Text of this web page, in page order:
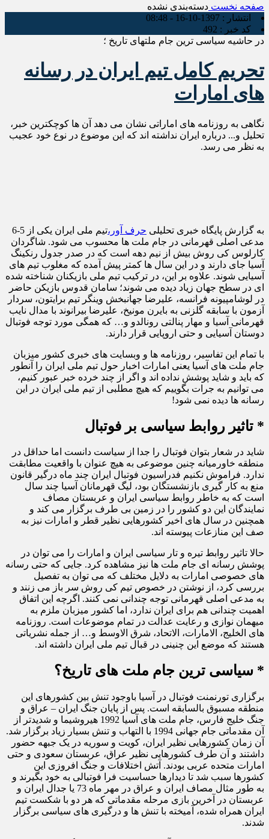
صفحه نخست دسته‌بندی نشده
انتشار : 1397-10-16 - 08:48
کد خبر : 492
در حاشیه سیاسی ترین جام ملتهای تاریخ ؛
تحریم کامل تیم ایران در رسانه
های امارات
نگاهی به روزنامه های اماراتی نشان می دهد آن ها کوچکترین خبر،
تحلیل و... درباره ایران نداشته اند که این موضوع در نوع خود عجیب
به نظر می رسد.
به گزارش پایگاه خبری تحلیلی حرف آور،
تیم ملی ایران یکی از 5-6
مدعی اصلی قهرمانی در جام ملت ها محسوب می شود. شاگردان
کارلوس کی روش بیش از نیم دهه است که در صدر جدول رنکینگ
آسیا جای دارند و در این سال ها کمتر پیش آمده که مغلوب تیم های
آسیایی شوند. علاوه بر این، در ترکیب تیم ملی بازیکنان شناخته شده
ای در سطح جهان زیاد دیده می شوند؛ سامان قدوس بازیکن حاضر
در لوشامپیونه فرانسه، علیرضا جهانبخش وینگر تیم برایتون، سردار
آزمون با سابقه گلزنی به بایرن مونیخ، علیرضا بیرانوند با مدال نایب
قهرمانی آسیا و مهار پنالتی رونالدو و… که همگی مورد توجه فوتبال
دوستان آسیایی و حتی اروپایی قرار دارند.
با تمام این تفاسیر، روزنامه ها و وبسایت های خبری کشور میزبان
جام ملت های آسیا یعنی امارات اخبار حول تیم ملی ایران را آنطور
که باید و شاید پوشش نداده اند و اگر از چند خرده خبر عبور کنیم،
می توانیم به جرات بگوییم که هیچ مطلبی از تیم ملی ایران در این
رسانه ها دیده نمی شود!
* تاثیر روابط سیاسی بر فوتبال
شاید در شعار بتوان فوتبال را جدا از سیاست دانست اما حداقل در
منطقه خاورمیانه چنین موضوعی به هیچ عنوان با واقعیت مطابقت
ندارد. فراموش نکنیم فدراسیون فوتبال ایران چند ماه درگیر قانون
منع به کار گیری بازنشستگان بود، لیگ قهرمانان آسیا چند سال
است که به خاطر روابط سیاسی ایران و عربستان مصاف
نمایندگان این دو کشور را در زمین بی طرف برگزار می کند و
همچنین در سال های اخیر کشورهایی نظیر قطر و امارات نیز به
صف این منازعات پیوسته اند.
حالا تاثیر روابط تیره و تار سیاسی ایران و امارات را می توان در
پوشش رسانه ای جام ملت ها نیز مشاهده کرد. جایی که حتی رسانه
های خصوصی امارات به دلایل مختلف که می توان به تفصیل
بررسی کرد، از نوشتن در خصوص تیم کی روش سر باز می زنند و
به مدعی اصلی قهرمانی توجه چندانی نمی کنند. اگرچه این اتفاق
اهمیت چندانی هم برای ایران ندارد، اما کشور میزبان ملزم به
میهمان نوازی و رعایت عدالت در تمام موضوعات است. روزنامه
های الخلیج، الامارات، الاتحاد، شرق الاوسط و… از جمله نشریاتی
هستند که موضع این چنینی در قبال تیم ملی ایران داشته اند.
* سیاسی ترین جام ملت های تاریخ؟
برگزاری تورنمنت فوتبال در آسیا باوجود تنش بین کشورهای این
منطقه مسبوق بالسابقه است. پس از پایان جنگ ایران – عراق و
جنگ خلیج فارس، جام ملت های آسیا 1992 هیروشیما و شدیدتر از
آن مقدماتی جام جهانی 1994 با التهاب و تنش بسیار زیاد برگزار شد.
آن زمان کشورهایی نظیر ایران، کویت و سوریه در یک جبهه حضور
داشتند و آن طرف کشورهایی نظیر عراق، عربستان سعودی و حتی
امارات متحده عربی بودند. آتش اختلافات و جنگ افروزی این
کشورها سبب شد تا دیدارها حساسیت فرا فوتبالی به خود بگیرند و
به طور مثال مصاف ایران و عراق در مهر ماه 73 یا جدال ایران و
عربستان در آخرین بازی مرحله مقدماتی که هر دو با شکست تیم
ایران همراه شده، آمیخته با تنش ها و درگیری های سیاسی برگزار
شدند.